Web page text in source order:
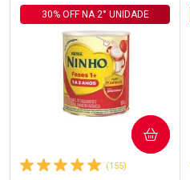
(155)
30% OFF NA 2° UNIDADE
COMPRAR